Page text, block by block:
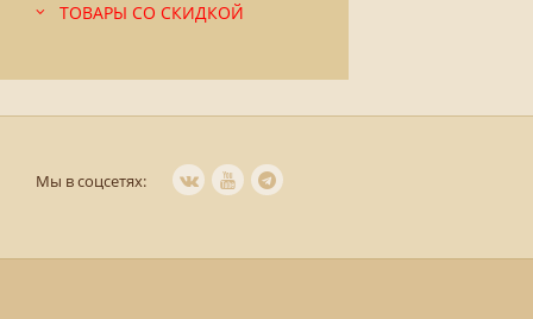
ТОВАРЫ СО СКИДКОЙ
Мы в соцсетях: